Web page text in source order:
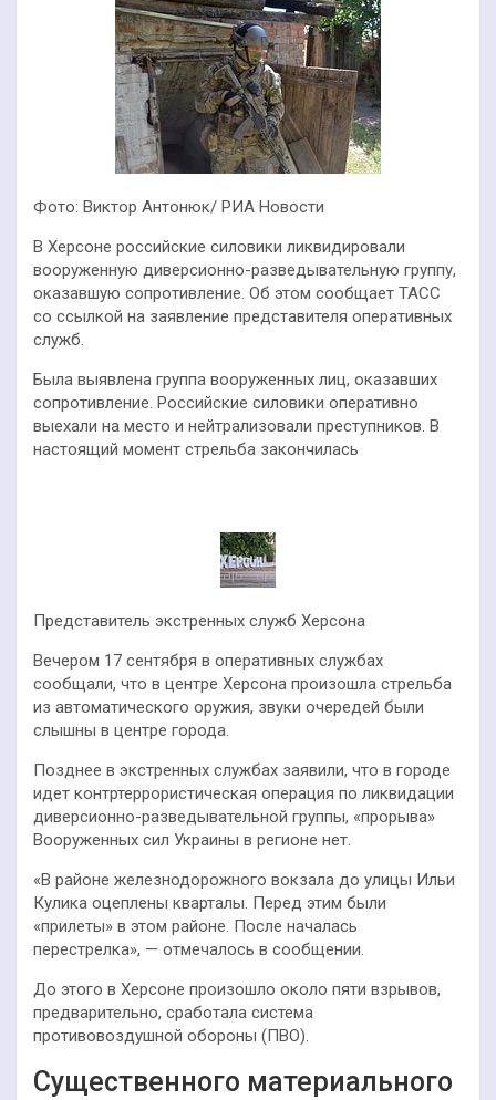
Фото: Виктор Антонюк/ РИА Новости
В Херсоне российские силовики ликвидировали
вооруженную диверсионно-разведывательную группу,
оказавшую сопротивление. Об этом сообщает ТАСС
со ссылкой на заявление представителя оперативных
служб.
Была выявлена группа вооруженных лиц, оказавших
сопротивление. Российские силовики оперативно
выехали на место и нейтрализовали преступников. В
настоящий момент стрельба закончилась
Представитель экстренных служб Херсона
Вечером 17 сентября в оперативных службах
сообщали, что в центре Херсона произошла стрельба
из автоматического оружия, звуки очередей были
слышны в центре города.
Позднее в экстренных службах заявили, что в городе
идет контртеррористическая операция по ликвидации
диверсионно-разведывательной группы, «прорыва»
Вооруженных сил Украины в регионе нет.
«В районе железнодорожного вокзала до улицы Ильи
Кулика оцеплены кварталы. Перед этим были
«прилеты» в этом районе. После началась
перестрелка», — отмечалось в сообщении.
До этого в Херсоне произошло около пяти взрывов,
предварительно, сработала система
противовоздушной обороны (ПВО).
Существенного материального